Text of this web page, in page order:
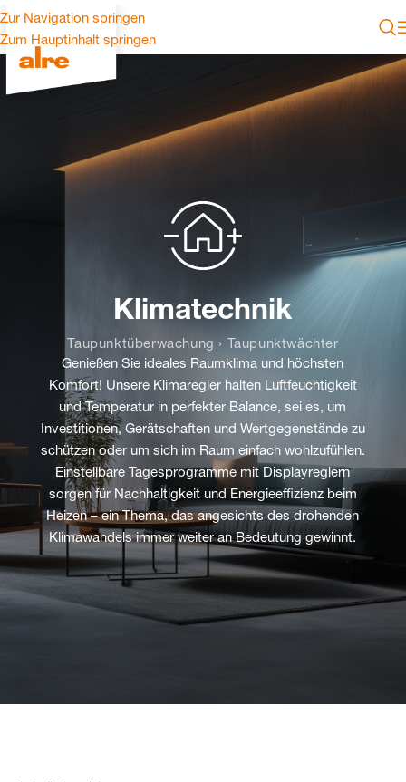
Zur Navigation springen
Zum Hauptinhalt springen
Klimatechnik
Taupunktüberwachung › Taupunktwächter
Genießen Sie ideales Raumklima und höchsten
Komfort! Unsere Klimaregler halten Luftfeuchtigkeit
und Temperatur in perfekter Balance, sei es, um
Investitionen, Gerätschaften und Wertgegenstände zu
schützen oder um sich im Raum einfach wohlzufühlen.
Einstellbare Tagesprogramme mit Displayreglern
sorgen für Nachhaltigkeit und Energieeffizienz beim
Heizen – ein Thema, das angesichts des drohenden
Klimawandels immer weiter an Bedeutung gewinnt.